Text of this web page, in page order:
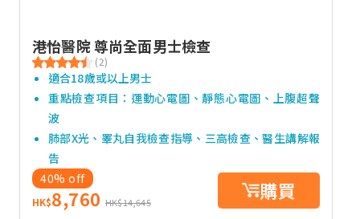
港怡醫院 尊尚全面男士檢查
(2)
適合18歲或以上男士
重點檢查項目：運動心電圖、靜態心電圖、上腹超聲
波
肺部X光、睪丸自我檢查指導、三高檢查、醫生講解報
告
40% off
HK$8,760 HK$14,645 購買